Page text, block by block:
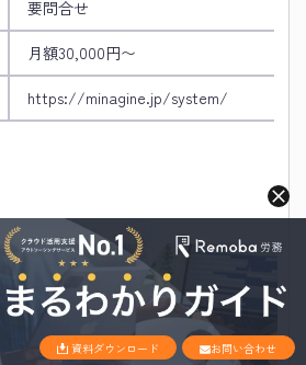
要問合せ
月額30,000円〜
https://minagine.jp/system/
資料ダウンロード お問い合わせ